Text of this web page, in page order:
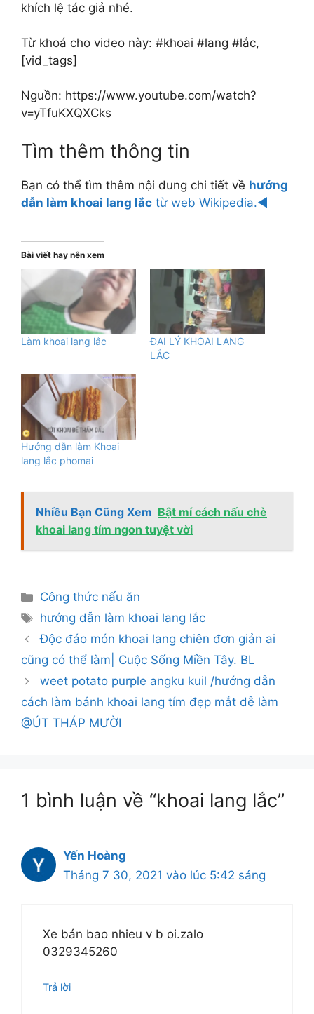
khích lệ tác giả nhé.
Từ khoá cho video này: #khoai #lang #lắc,
[vid_tags]
Nguồn: https://www.youtube.com/watch?
v=yTfuKXQXCks
Tìm thêm thông tin
Bạn có thể tìm thêm nội dung chi tiết về hướng
dẫn làm khoai lang lắc từ web Wikipedia.◄
Bài viết hay nên xem
Làm khoai lang lắc
ĐAI LÝ KHOAI LANG
LẮC
Hướng dẫn làm Khoai
lang lắc phomai
Nhiều Bạn Cũng Xem Bật mí cách nấu chè
khoai lang tím ngon tuyệt vời
Danh
mục
Công thức nấu ăn
Thẻ
hướng dẫn làm khoai lang lắc
Độc đáo món khoai lang chiên đơn giản ai
cũng có thể làm| Cuộc Sống Miền Tây. BL
weet potato purple angku kuil /hướng dẫn
cách làm bánh khoai lang tím đẹp mắt dễ làm
@ÚT THÁP MƯỜI
1 bình luận về “khoai lang lắc”
Yến Hoàng
Tháng 7 30, 2021 vào lúc 5:42 sáng
Xe bán bao nhieu v b oi.zalo
0329345260
Trả lời